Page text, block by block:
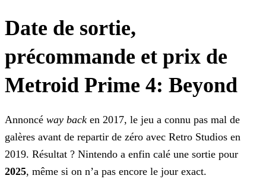
Date de sortie,
précommande et prix de
Metroid Prime 4: Beyond
Annoncé way back en 2017, le jeu a connu pas mal de
galères avant de repartir de zéro avec Retro Studios en
2019. Résultat ? Nintendo a enfin calé une sortie pour
2025, même si on n’a pas encore le jour exact.